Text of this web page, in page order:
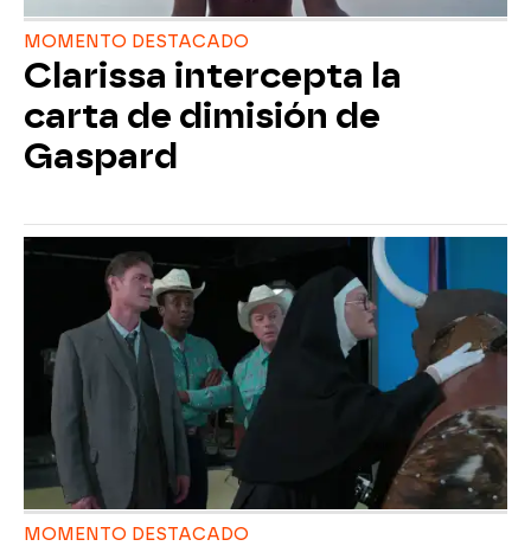
MOMENTO DESTACADO
Clarissa intercepta la
carta de dimisión de
Gaspard
MOMENTO DESTACADO